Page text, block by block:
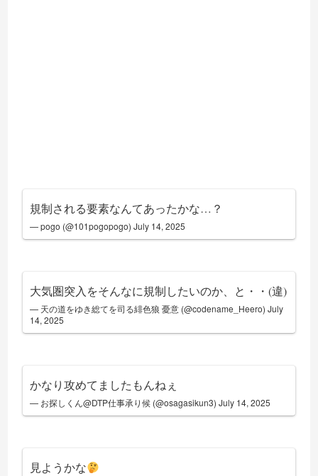
規制される要素なんてあったかな…？
— pogo (@101pogopogo)July 14, 2025
大気圏突入をそんなに規制したいのか、と・・(違)
— 天の道をゆき総てを司る緋色狼 憂意 (@codename_Heero)July
14, 2025
かなり攻めてましたもんねぇ
— お探しくん@DTP仕事承り候 (@osagasikun3)July 14, 2025
見ようかな